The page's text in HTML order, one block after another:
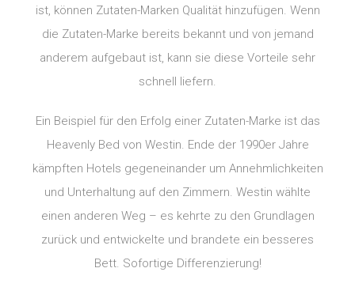
ist, können Zutaten-Marken Qualität hinzufügen. Wenn
die Zutaten-Marke bereits bekannt und von jemand
anderem aufgebaut ist, kann sie diese Vorteile sehr
schnell liefern.
Ein Beispiel für den Erfolg einer Zutaten-Marke ist das
Heavenly Bed von Westin. Ende der 1990er Jahre
kämpften Hotels gegeneinander um Annehmlichkeiten
und Unterhaltung auf den Zimmern. Westin wählte
einen anderen Weg – es kehrte zu den Grundlagen
zurück und entwickelte und brandete ein besseres
Bett. Sofortige Differenzierung!